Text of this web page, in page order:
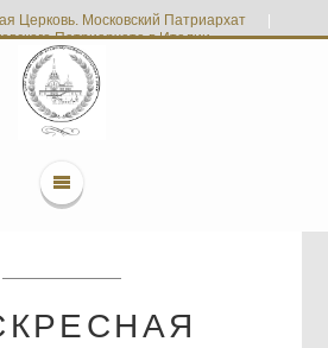
Церковь. Московский Патриархат
Патриархата в Италии